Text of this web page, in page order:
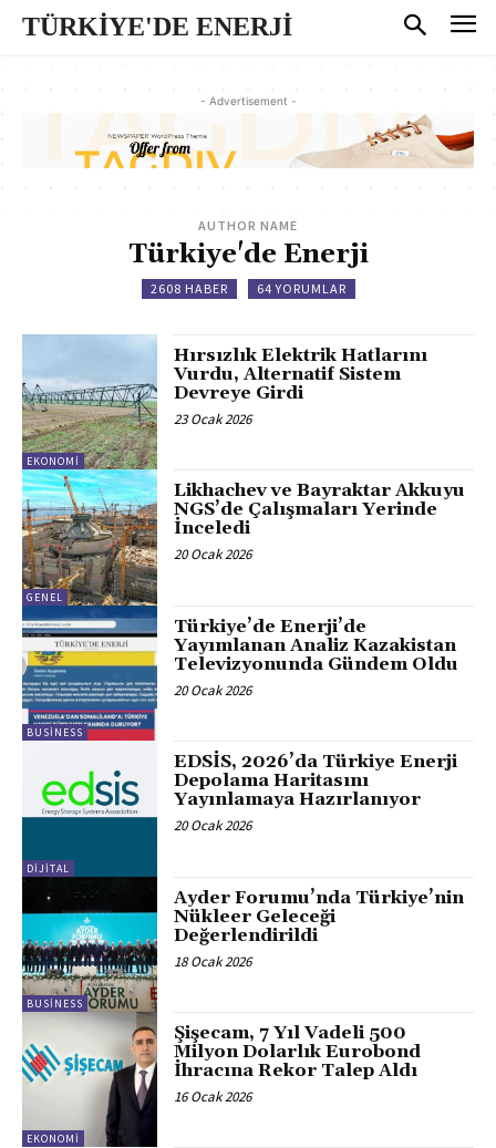
TÜRKİYE'DE ENERJİ
- Advertisement -
AUTHOR NAME
Türkiye'de Enerji
2608 HABER 64 YORUMLAR
EKONOMI
Hırsızlık Elektrik Hatlarını
Vurdu, Alternatif Sistem
Devreye Girdi
23 Ocak 2026
GENEL
Likhachev ve Bayraktar Akkuyu
NGS’de Çalışmaları Yerinde
İnceledi
20 Ocak 2026
BUSINESS
Türkiye’de Enerji’de
Yayımlanan Analiz Kazakistan
Televizyonunda Gündem Oldu
20 Ocak 2026
DİJİTAL
EDSİS, 2026’da Türkiye Enerji
Depolama Haritasını
Yayınlamaya Hazırlanıyor
20 Ocak 2026
BUSINESS
Ayder Forumu’nda Türkiye’nin
Nükleer Geleceği
Değerlendirildi
18 Ocak 2026
EKONOMI
Şişecam, 7 Yıl Vadeli 500
Milyon Dolarlık Eurobond
İhracına Rekor Talep Aldı
16 Ocak 2026